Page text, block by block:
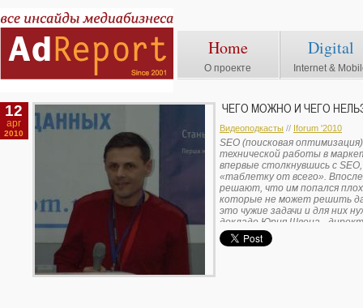
Home
О проекте
Digital
Internet &
12
apr
2010
ЧЕГО МОЖНО И ЧЕГО
Видеоподкасты // Iforum '2010
SEO (поисковая
технической работы в
впервые столкнувшись с
«таблетку от всего».
решают, что им попался
которые не может решить
это чужие задачи и для них
докладе Юрия Швеца -
на Украинском форуме